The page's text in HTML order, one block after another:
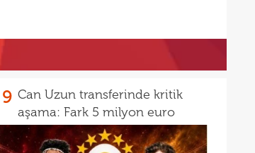
9 Can Uzun transferinde kritik
aşama: Fark 5 milyon euro